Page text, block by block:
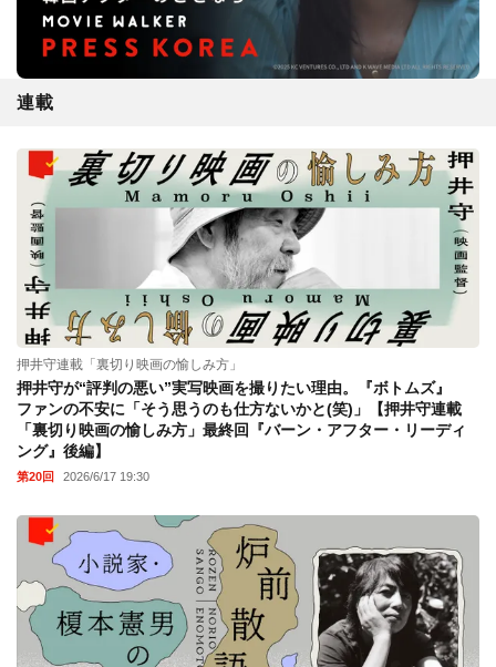
連載
押井守連載「裏切り映画の愉しみ方」
押井守が“評判の悪い”実写映画を撮りたい理由。『ボトムズ』
ファンの不安に「そう思うのも仕方ないかと(笑)」【押井守連載
「裏切り映画の愉しみ方」最終回『バーン・アフター・リーディ
ング』後編】
第20回 2026/6/17 19:30